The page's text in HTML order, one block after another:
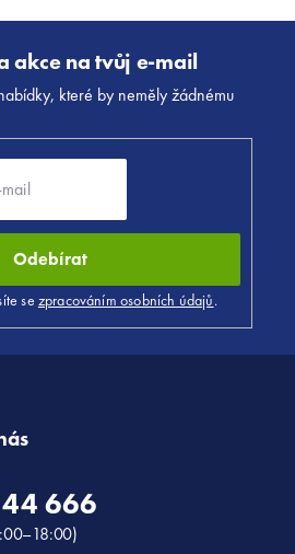
akce na tvůj e-mail
které by neměly žádnému
Odebírat
se zpracováním osobních údajů.
666